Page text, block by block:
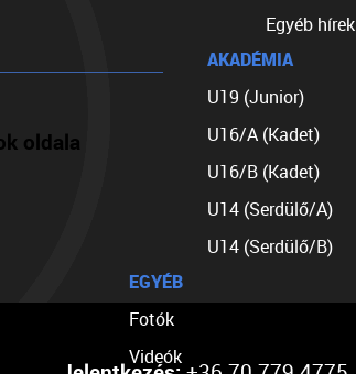
oldala
Egyéb hírek
AKADÉMIA
U19 (Junior)
U16/A (Kadet)
U16/B (Kadet)
U14 (Serdülő/A)
U14 (Serdülő/B)
EGYÉB
Fotók
Videók